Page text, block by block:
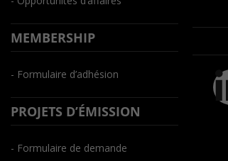
MEMBERSHIP
- Formulaire d’adhésion
PROJETS D’ÉMISSION
- Formulaire de demande